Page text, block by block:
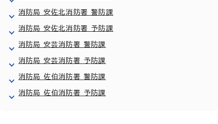
消防局 安佐北消防署 警防課
消防局 安佐北消防署 予防課
消防局 安芸消防署 警防課
消防局 安芸消防署 予防課
消防局 佐伯消防署 警防課
消防局 佐伯消防署 予防課